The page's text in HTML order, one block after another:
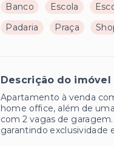
Banco Escola
Padaria
Praça
Descrição do imóvel
Apartamento à venda
home office, além de
com 2 vagas de
garantindo exclusividade